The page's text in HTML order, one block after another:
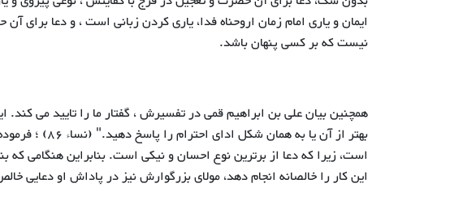
ایمان و یاری امام زمان اروحناه فدا، یاری کردن زبانی است ، و دعا
نیست که بر کسی پنهان باشد.
همچنین بیان علی بن ابراهیم قمی در تفسیرش ، گفتار ما را تایید می
بهتر از آن یا
است، زیرا که دعا از برترین نوع احسان و نیکی است. بنابراین هنگامی که
این کار را خالصانه انجام دهد، مولای بزرگوارش نیز در پاداش او دعایی